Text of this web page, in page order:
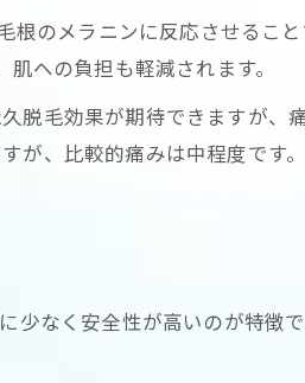
から見るLED脱毛の持続性
にLEDを選ぶ理由
感肌にLED脱毛が優しい理由
の痛みや刺激の少なさを解説
のメラニンに反応させるこ
への負担も軽減されます。
脱毛効果が期待できますが、
、比較的痛みは中程度です
なく安全性が高いのが特徴